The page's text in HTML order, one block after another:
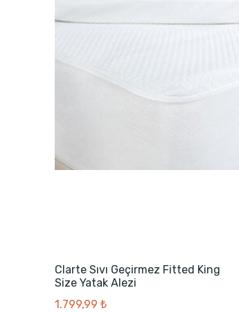
Clarte Sıvı Geçirmez Fitted King
Size Yatak Alezi
1.799,99 ₺